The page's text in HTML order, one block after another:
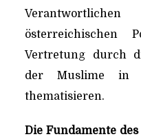
österreichischen
Vertretung durch
der Muslime in
thematisieren.
Die Fundamente